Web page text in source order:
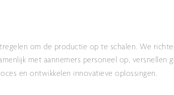
om de productie op te schalen. We
met aannemers personeel op, versnellen
en ontwikkelen innovatieve oplossingen.